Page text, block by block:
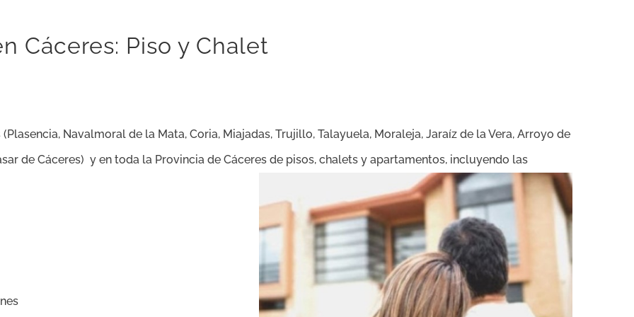
Cáceres: Piso y Chalet
(Plasencia, Navalmoral de la Mata, Coria, Miajadas, Trujillo, Talayuela, Moraleja, Jaraíz de la Vera, Arroyo de
de Cáceres) y en toda la Provincia de Cáceres de pisos, chalets y apartamentos, incluyendo las